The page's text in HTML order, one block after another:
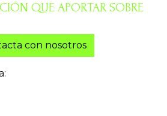
QUE APORTAR SOBRE
con nosotros